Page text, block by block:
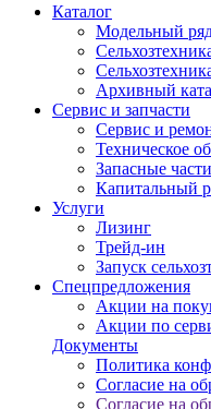
Каталог
Модельный ряд
Архивный
Сервис и запчасти
Сервис и
Техническое
Запасные части
Капитальный
Услуги
Лизинг
Трейд-ин
Запуск
Спецпредложения
Акции на
Акции по
Документы
Политика
Согласие на
Согласие на